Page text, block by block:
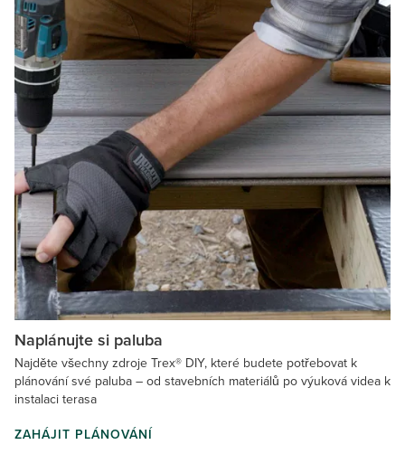
Naplánujte si paluba
Najděte všechny zdroje Trex® DIY, které budete potřebovat k
plánování své paluba – od stavebních materiálů po výuková videa k
instalaci terasa
ZAHÁJIT PLÁNOVÁNÍ